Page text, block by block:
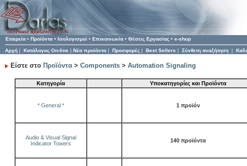
Εταιρεία • Προϊόντα • Ισολογισμοί • Επικοινωνία • Θέσεις Εργασίας • e-shop
Αρχή | Κατάλογος On-line | Νέα προϊόντα | Προσφορές | Best Sellers | Σύνθετη αναζήτηση |
Είστε στο Προϊόντα > Components > Automation Signaling
Κατηγορία Υποκατηγορίες και Προϊόντα
* General * 1 προϊόν
Audio & Visual Signal
Indicator Towers
140 προϊόντα